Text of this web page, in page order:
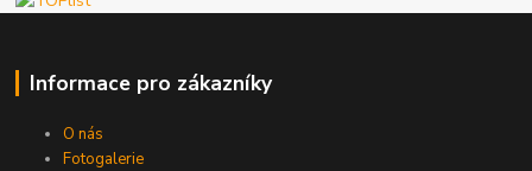
Informace pro zákazníky
O nás
Fotogalerie